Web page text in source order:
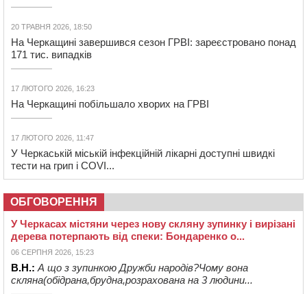
20 ТРАВНЯ 2026, 18:50
На Черкащині завершився сезон ГРВІ: зареєстровано понад
171 тис. випадків
17 ЛЮТОГО 2026, 16:23
На Черкащині побільшало хворих на ГРВІ
17 ЛЮТОГО 2026, 11:47
У Черкаській міській інфекційній лікарні доступні швидкі
тести на грип і COVI...
ОБГОВОРЕННЯ
У Черкасах містяни через нову скляну зупинку і вирізані
дерева потерпають від спеки: Бондаренко о...
06 СЕРПНЯ 2026, 15:23
В.Н.: А що з зупинкою Дружби народів?Чому вона
скляна(обідрана,брудна,розрахована на 3 людини...